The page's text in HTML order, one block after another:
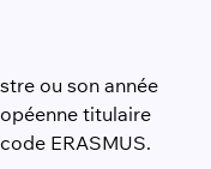
ou son année
titulaire
ERASMUS.